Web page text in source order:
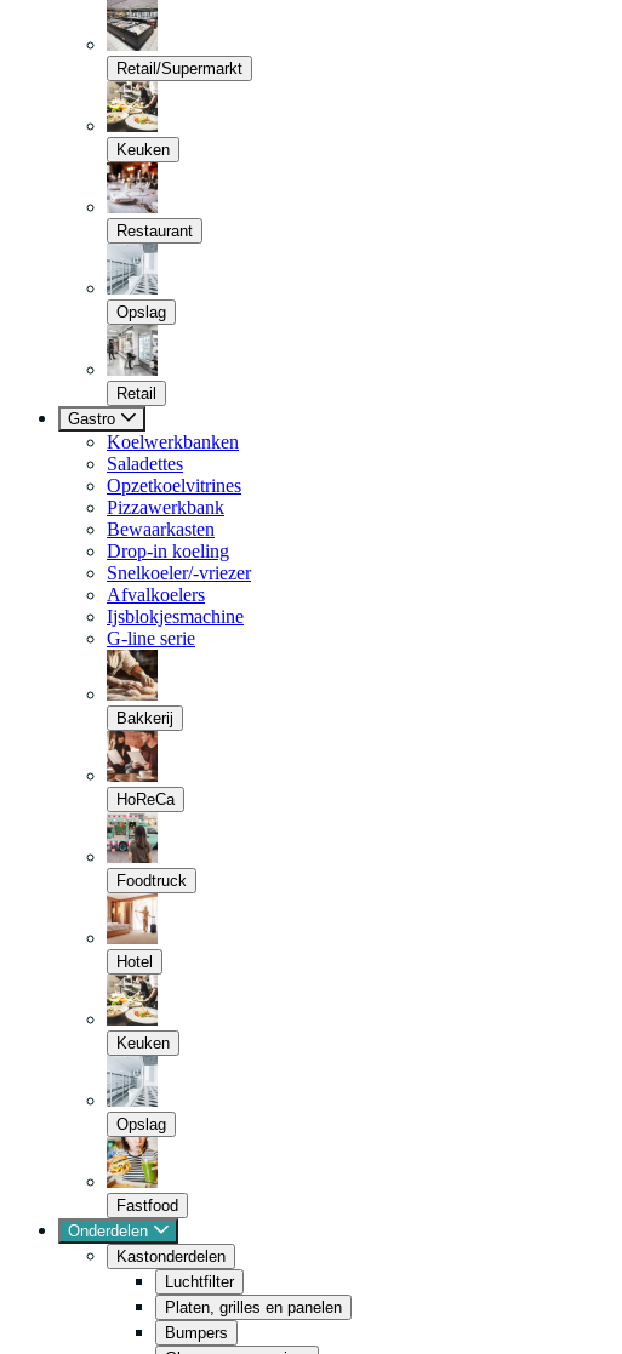
Retail/Supermarkt
Keuken
Restaurant
Opslag
Retail
Gastro
Koelwerkbanken
Saladettes
Opzetkoelvitrines
Pizzawerkbank
Bewaarkasten
Drop-in koeling
Snelkoeler/-vriezer
Afvalkoelers
Ijsblokjesmachine
G-line serie
Bakkerij
HoReCa
Foodtruck
Hotel
Keuken
Opslag
Fastfood
Onderdelen
Kastonderdelen
Luchtfilter
Platen, grilles en panelen
Bumpers